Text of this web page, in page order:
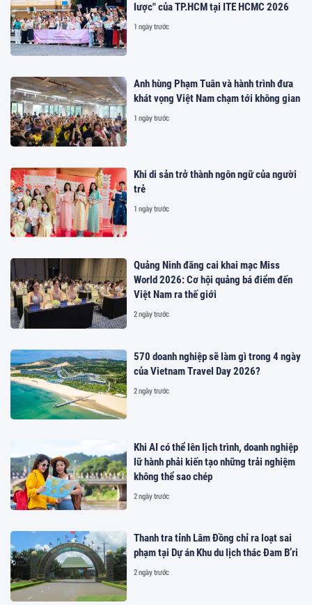
lược" của TP.HCM tại ITE HCMC 2026
1 ngày trước
Anh hùng Phạm Tuân và hành trình đưa
khát vọng Việt Nam chạm tới không gian
1 ngày trước
Khi di sản trở thành ngôn ngữ của người
trẻ
1 ngày trước
Quảng Ninh đăng cai khai mạc Miss
World 2026: Cơ hội quảng bá điểm đến
Việt Nam ra thế giới
2 ngày trước
570 doanh nghiệp sẽ làm gì trong 4 ngày
của Vietnam Travel Day 2026?
2 ngày trước
Khi AI có thể lên lịch trình, doanh nghiệp
lữ hành phải kiến tạo những trải nghiệm
không thể sao chép
2 ngày trước
Thanh tra tỉnh Lâm Đồng chỉ ra loạt sai
phạm tại Dự án Khu du lịch thác Đam B’ri
2 ngày trước